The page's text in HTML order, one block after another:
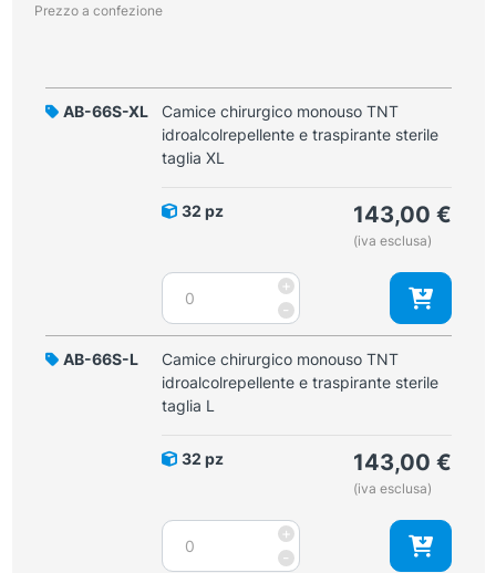
Prezzo a confezione
AB-66S-XL
Camice chirurgico monouso TNT
idroalcolrepellente e traspirante sterile
taglia XL
32 pz 143,00 €
(iva esclusa)
-
Camice
chirurgico
monouso
TNT
idroalcolrepellente
e
taglia
+
AB-66S-L
Camice chirurgico monouso TNT
idroalcolrepellente e traspirante sterile
taglia L
32 pz 143,00 €
(iva esclusa)
-
Camice
chirurgico
+